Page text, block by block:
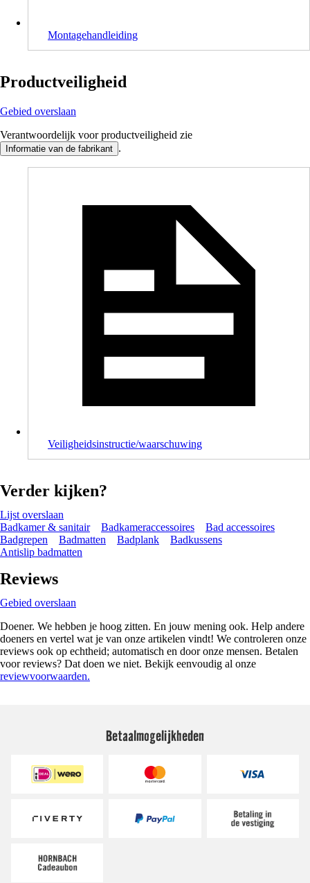
Montagehandleiding
Productveiligheid
Gebied overslaan
Verantwoordelijk voor productveiligheid zie
Informatie van de fabrikant .
Veiligheidsinstructie/waarschuwing
Verder kijken?
Lijst overslaan
Badkamer & sanitair
Badkameraccessoires
Bad accessoires
Badgrepen
Badmatten Badplank
Badkussens
Antislip badmatten
Reviews
Gebied overslaan
Doener. We hebben je hoog zitten. En jouw mening ook. Help andere
doeners en vertel wat je van onze artikelen vindt! We controleren onze
reviews ook op echtheid; automatisch en door onze mensen. Betalen
voor reviews? Dat doen we niet. Bekijk eenvoudig al onze
reviewvoorwaarden.
Betaalmogelijkheden